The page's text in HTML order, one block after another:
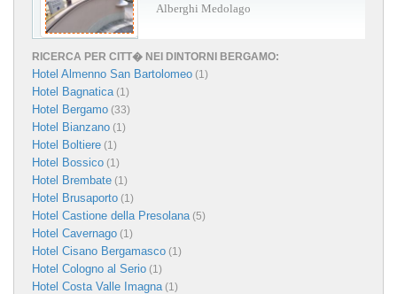
Alberghi Medolago
RICERCA PER CITT� NEI DINTORNI BERGAMO:
Hotel Almenno San Bartolomeo (1)
Hotel Bagnatica(1)
Hotel Bergamo (33)
Hotel Bianzano (1)
Hotel Boltiere (1)
Hotel Bossico (1)
Hotel Brembate (1)
Hotel Brusaporto (1)
Hotel Castione della Presolana(5)
Hotel Cavernago (1)
Hotel Cisano Bergamasco (1)
Hotel Cologno al Serio (1)
Hotel Costa Valle Imagna(1)